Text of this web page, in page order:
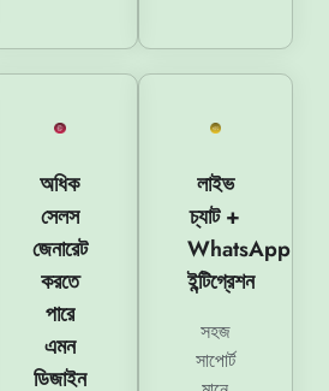
অধিক
সেলস
জেনারেট
করতে
পারে
এমন
ডিজাইন
লাইভ
চ্যাট +
WhatsApp
ইন্টিগ্রেশন
সহজ
সাপোর্ট